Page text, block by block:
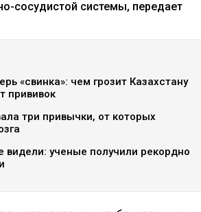
сосудистой системы, передает
«свинка»: чем грозит Казахстану
прививок
три привычки, от которых
видели: ученые получили рекордно